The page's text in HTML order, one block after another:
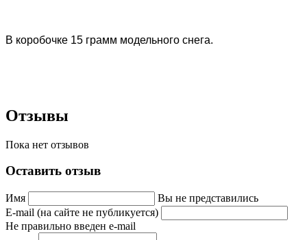
В коробочке 15 грамм модельного снега.
Отзывы
Пока нет отзывов
Оставить отзыв
Имя
Вы не представились
E-mail (на сайте не публикуется)
Не правильно введен e-mail